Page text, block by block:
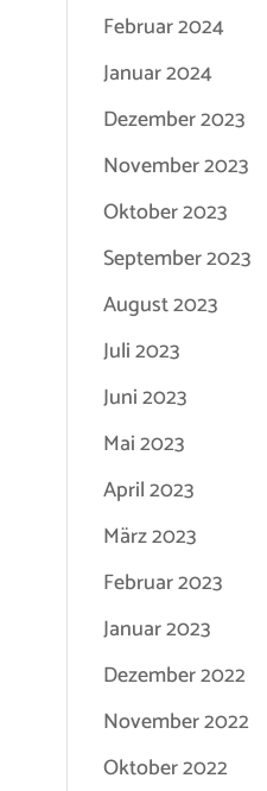
Februar 2024
Januar 2024
Dezember 2023
November 2023
Oktober 2023
September 2023
August 2023
Juli 2023
Juni 2023
Mai 2023
April 2023
März 2023
Februar 2023
Januar 2023
Dezember 2022
November 2022
Oktober 2022